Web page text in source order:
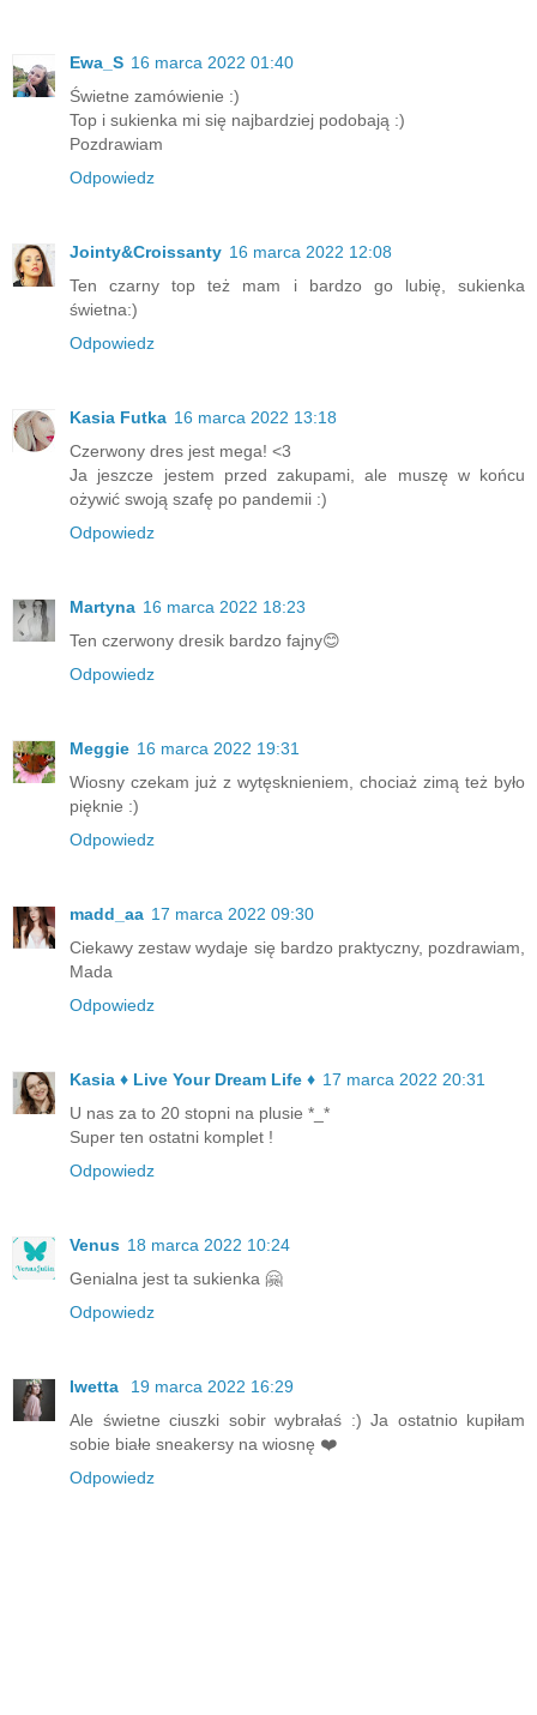
Ewa_S 16 marca 2022 01:40
Świetne zamówienie :)
Top i sukienka mi się najbardziej podobają :)
Pozdrawiam
Odpowiedz
Jointy&Croissanty 16 marca 2022 12:08
Ten czarny top też mam i bardzo go lubię, sukienka
świetna:)
Odpowiedz
Kasia Futka 16 marca 2022 13:18
Czerwony dres jest mega! <3
Ja jeszcze jestem przed zakupami, ale muszę w końcu
ożywić swoją szafę po pandemii :)
Odpowiedz
Martyna 16 marca 2022 18:23
Ten czerwony dresik bardzo fajny😊
Odpowiedz
Meggie 16 marca 2022 19:31
Wiosny czekam już z wytęsknieniem, chociaż zimą też było
pięknie :)
Odpowiedz
madd_aa 17 marca 2022 09:30
Ciekawy zestaw wydaje się bardzo praktyczny, pozdrawiam,
Mada
Odpowiedz
Kasia ♦ Live Your Dream Life ♦ 17 marca 2022 20:31
U nas za to 20 stopni na plusie *_*
Super ten ostatni komplet !
Odpowiedz
Venus 18 marca 2022 10:24
Genialna jest ta sukienka 🤗
Odpowiedz
Iwetta
19 marca 2022 16:29
Ale świetne ciuszki sobir wybrałaś :) Ja ostatnio kupiłam
sobie białe sneakersy na wiosnę ❤️
Odpowiedz